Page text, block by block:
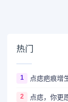
热门
1 点痣疤痕增
2 点痣，你更